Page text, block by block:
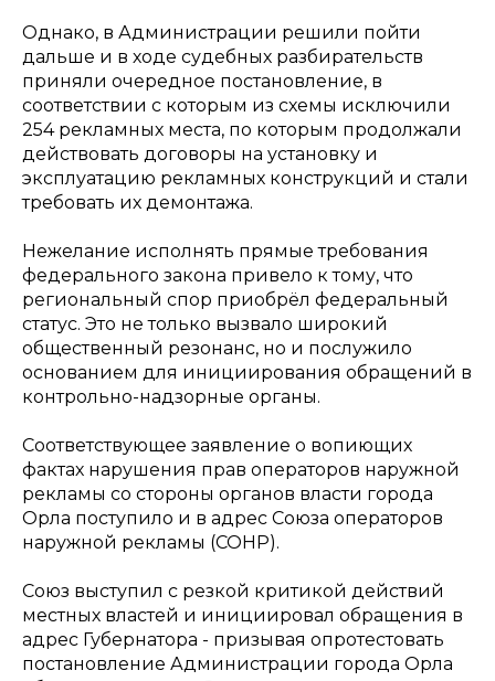
Однако, в Администрации решили пойти
дальше и в ходе судебных разбирательств
приняли очередное постановление, в
соответствии с которым из схемы исключили
254 рекламных места, по которым продолжали
действовать договоры на установку и
эксплуатацию рекламных конструкций и стали
требовать их демонтажа.
Нежелание исполнять прямые требования
федерального закона привело к тому, что
региональный спор приобрёл федеральный
статус. Это не только вызвало широкий
общественный резонанс, но и послужило
основанием для инициирования обращений в
контрольно-надзорные органы.
Соответствующее заявление о вопиющих
фактах нарушения прав операторов наружной
рекламы со стороны органов власти города
Орла поступило и в адрес Союза операторов
наружной рекламы (СОНР).
Союз выступил с резкой критикой действий
местных властей и инициировал обращения в
адрес Губернатора - призывая опротестовать
постановление Администрации города Орла